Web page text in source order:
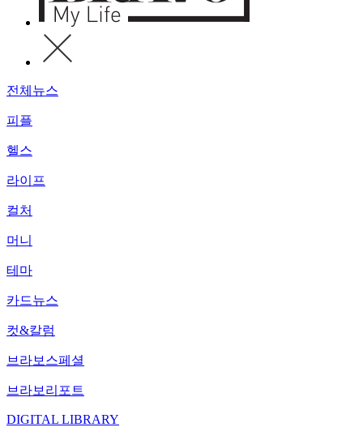
전체뉴스
피플
헬스
라이프
컬처
머니
테마
카드뉴스
컷&칼럼
브라보스페셜
브라보리포트
DIGITAL LIBRARY